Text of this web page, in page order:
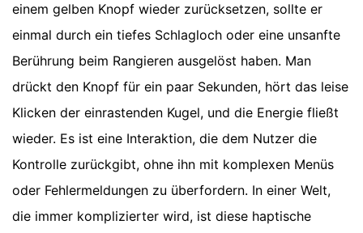
einem gelben Knopf wieder zurücksetzen, sollte er
einmal durch ein tiefes Schlagloch oder eine unsanfte
Berührung beim Rangieren ausgelöst haben. Man
drückt den Knopf für ein paar Sekunden, hört das leise
Klicken der einrastenden Kugel, und die Energie fließt
wieder. Es ist eine Interaktion, die dem Nutzer die
Kontrolle zurückgibt, ohne ihn mit komplexen Menüs
oder Fehlermeldungen zu überfordern. In einer Welt,
die immer komplizierter wird, ist diese haptische